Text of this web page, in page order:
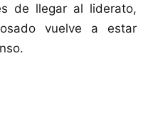
de llegar al liderato,
vuelve a estar